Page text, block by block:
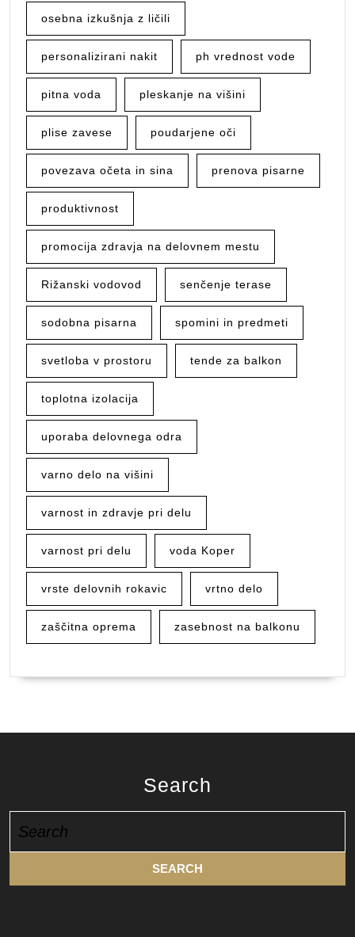
osebna izkušnja z ličili
personalizirani nakit ph vrednost vode
pitna voda pleskanje na višini
plise zavese poudarjene oči
povezava očeta in sina prenova pisarne
produktivnost
promocija zdravja na delovnem mestu
Rižanski vodovod senčenje terase
sodobna pisarna spomini in predmeti
svetloba v prostoru tende za balkon
toplotna izolacija
uporaba delovnega odra
varno delo na višini
varnost in zdravje pri delu
varnost pri delu voda Koper
vrste delovnih rokavic vrtno delo
zaščitna oprema zasebnost na balkonu
Search
for: